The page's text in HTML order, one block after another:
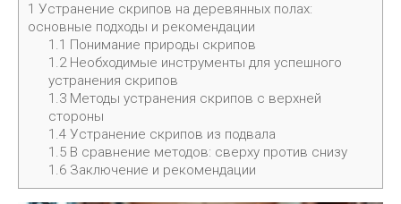
1 Устранение скрипов на деревянных полах:
основные подходы и рекомендации
1.1 Понимание природы скрипов
1.2Необходимые инструменты для успешного
устранения скрипов
1.3Методы устранения скрипов с верхней
стороны
1.4Устранение скрипов из подвала
1.5В сравнение методов: сверху против снизу
1.6Заключение и рекомендации